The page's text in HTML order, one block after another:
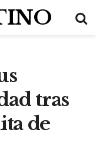
tras
de